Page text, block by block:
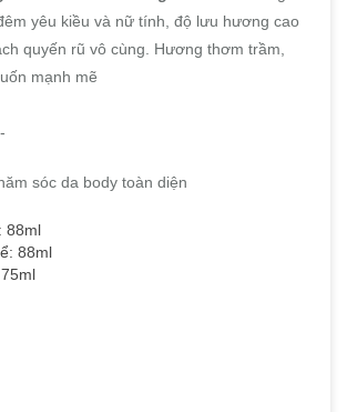
yêu kiều và nữ tính, độ lưu hương cao
quyến rũ vô cùng. Hương thơm trầm,
mạnh mẽ
sóc da body toàn diện
88ml
88ml